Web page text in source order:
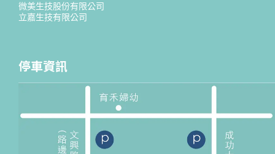
微美生技股份有限公司
立嘉生技有限公司
停車資訊